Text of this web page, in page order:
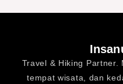
Travel & Hiking Partner.
tempat wisata, dan